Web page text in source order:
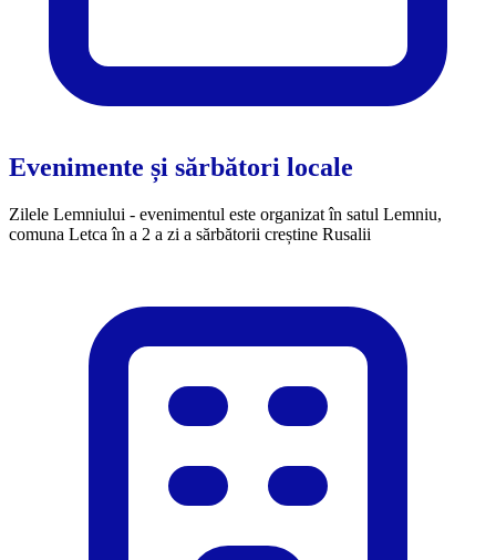
Evenimente și sărbători locale
Zilele Lemniului - evenimentul este organizat în satul Lemniu,
comuna Letca în a 2 a zi a sărbătorii creștine Rusalii